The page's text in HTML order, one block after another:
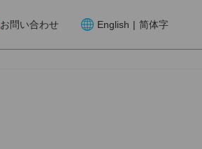
お問い合わせ English | 简体字